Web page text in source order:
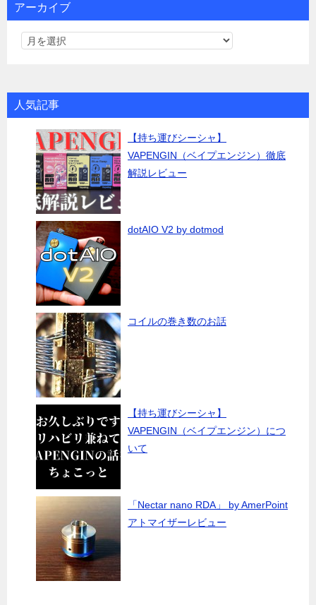
アーカイブ
人気記事
【持ち運びシーシャ】
VAPENGIN（ベイプエンジン）徹底
解説レビュー
dotAIO V2 by dotmod
コイルの巻き数のお話
【持ち運びシーシャ】
VAPENGIN（ベイプエンジン）につ
いて
「Nectar nano RDA」 by AmerPoint
アトマイザーレビュー